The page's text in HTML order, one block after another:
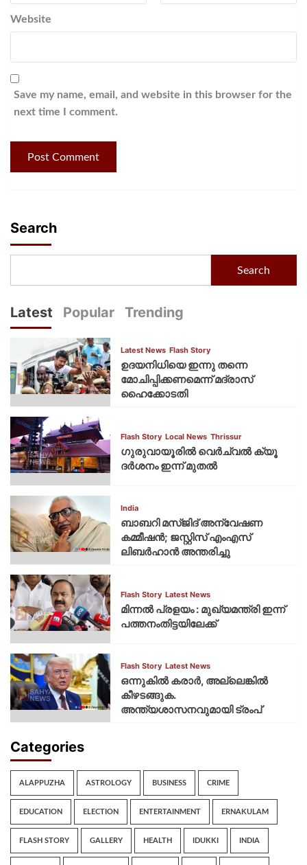
Website
Save my name, email, and website in this browser for the
next time I comment.
Search
Search
Latest Popular Trending
Latest News Flash Story
ഉദയനിധിയെ ഇന്നു തന്നെ
മോചിപ്പിക്കണമെന്ന് മദ്രാസ്
ഹൈക്കോടതി
Flash Story Local News Thrissur
ഗുരുവായൂരില്‍ വെര്‍ച്വല്‍ ക്യൂ
ദര്‍ശനം ഇന്ന് മുതല്‍
India
ബാബറി മസ്ജിദ് അന്വേഷണ
കമ്മീഷന്‍; ജസ്റ്റിസ് എംഎസ്
ലിബര്‍ഹാന്‍ അന്തരിച്ചു
Flash Story Latest News
മിന്നല്‍ പ്രളയം : മുഖ്യമന്ത്രി ഇന്ന്
പത്തനംതിട്ടയിലേക്ക്
Flash Story Latest News
ഒന്നുകില്‍ കരാര്‍, അല്ലെങ്കില്‍
കീഴടങ്ങുക.
അന്ത്യശാസനവുമായി ട്രംപ്
Categories
ALAPPUZHA ASTROLOGY BUSINESS CRIME
EDUCATION ELECTION ENTERTAINMENT ERNAKULAM
FLASH STORY GALLERY HEALTH IDUKKI INDIA